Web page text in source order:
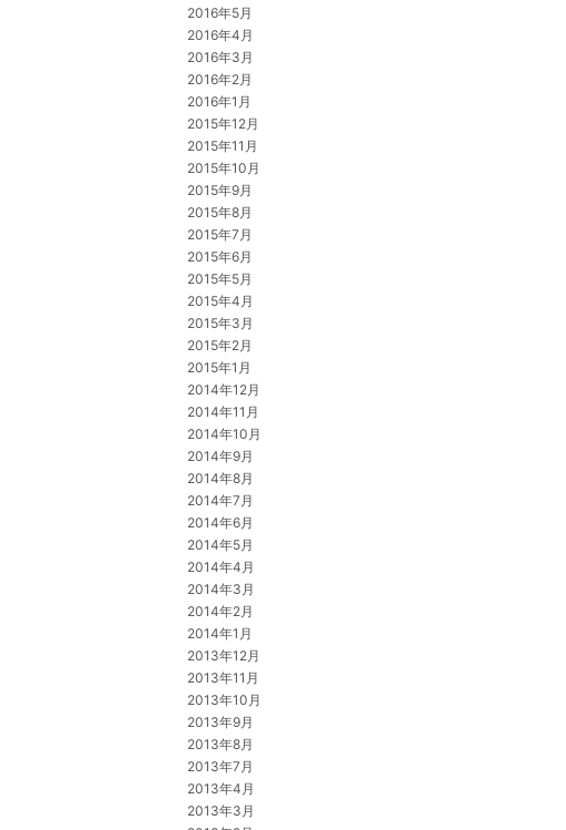
2016年5月
2016年4月
2016年3月
2016年2月
2016年1月
2015年12月
2015年11月
2015年10月
2015年9月
2015年8月
2015年7月
2015年6月
2015年5月
2015年4月
2015年3月
2015年2月
2015年1月
2014年12月
2014年11月
2014年10月
2014年9月
2014年8月
2014年7月
2014年6月
2014年5月
2014年4月
2014年3月
2014年2月
2014年1月
2013年12月
2013年11月
2013年10月
2013年9月
2013年8月
2013年7月
2013年4月
2013年3月